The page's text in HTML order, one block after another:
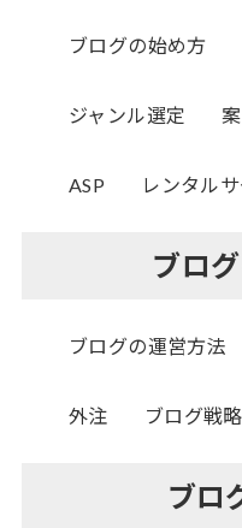
ブログの始め方
ジャンル選定
ASP レンタル
ブロ
ブログの運営方法
外注 ブログ戦略
ブロ